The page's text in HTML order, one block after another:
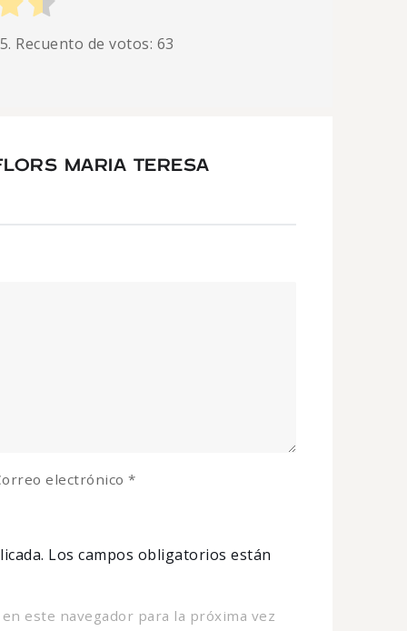
Recuento de votos: 63
MARIA TERESA
Los campos obligatorios están
electrónico*
este navegador para la próxima vez